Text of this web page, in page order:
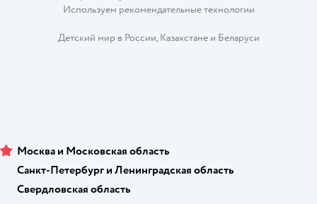
Используем рекомендательные технологии
Детский мир в России,Казахстанеи Беларуси
Москва и Московская область
Санкт-Петербург и Ленинградская область
Свердловская область